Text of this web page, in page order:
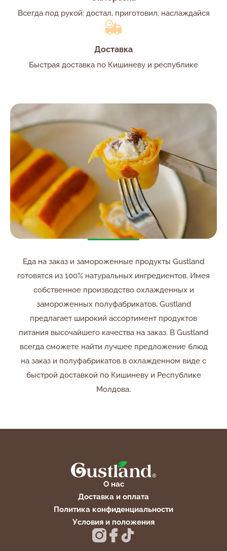
Всегда под рукой: достал, приготовил, наслаждайся
Доставка
Быстрая доставка по Кишиневу и республике
Еда на заказ и замороженные продукты Gustland
готовятся из 100% натуральных ингредиентов. Имея
собственное производство охлажденных и
замороженных полуфабрикатов, Gustland
предлагает широкий ассортимент продуктов
питания высочайшего качества на заказ. В Gustland
всегда сможете найти лучшее предложение блюд
на заказ и полуфабрикатов в охлажденном виде с
быстрой доставкой по Кишиневу и Республике
Молдова.
О нас
Доставка и оплата
Политика конфиденциальности
Условия и положения